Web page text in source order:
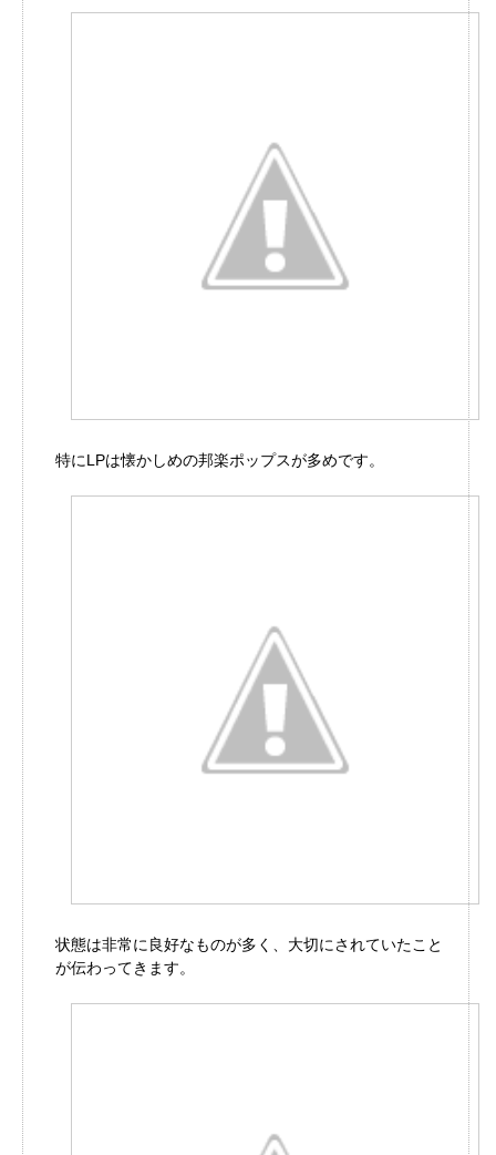
特にLPは懐かしめの邦楽ポップスが多めです。
状態は非常に良好なものが多く、大切にされていたこと
が伝わってきます。